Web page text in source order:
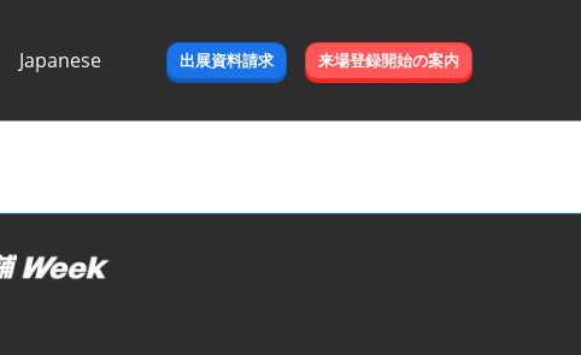
Japanese
出展資料請求 来場登録開始の案内